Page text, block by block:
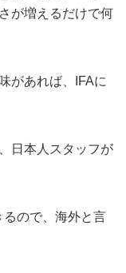
が増えるだけで何
があれば、IFAに
日本人スタッフが
ので、海外と言